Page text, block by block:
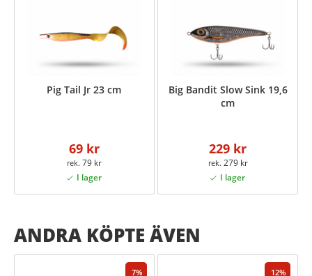
Pig Tail Jr 23 cm
69 kr
79 kr
Big Bandit Slow Sink 19,6
cm
229 kr
279 kr
ANDRA KÖPTE ÄVEN
7 12